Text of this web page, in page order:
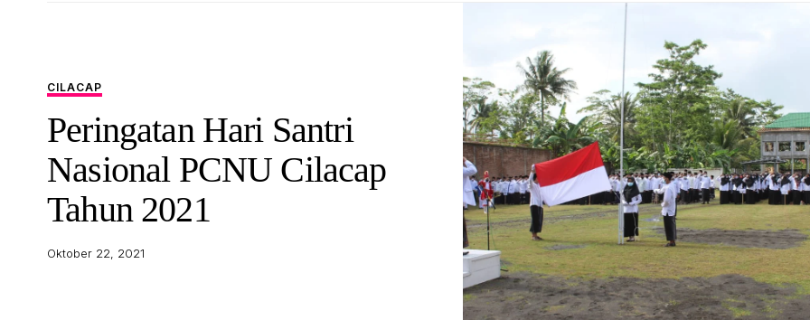
CILACAP
Peringatan Hari Santri
Nasional PCNU Cilacap
Tahun 2021
Oktober 22, 2021